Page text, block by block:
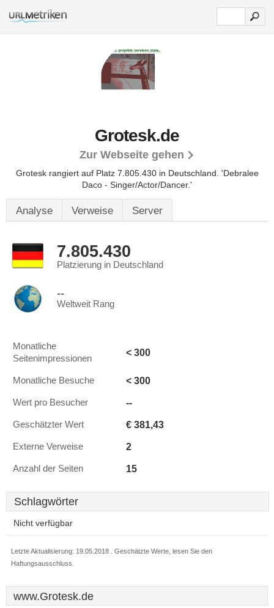
Grotesk.de
Zur Webseite gehen
Grotesk rangiert auf Platz 7.805.430 in Deutschland. 'Debralee
Daco - Singer/Actor/Dancer.'
Analyse Verweise Server
7.805.430
Platzierung in Deutschland
--
Weltweit Rang
Monatliche
Seitenimpressionen
< 300
Monatliche Besuche < 300
Wert pro Besucher --
Geschätzter Wert € 381,43
Externe Verweise 2
Anzahl der Seiten 15
Schlagwörter
Nicht verfügbar
Letzte Aktualisierung: 19.05.2018 . Geschätzte Werte, lesen Sie den
Haftungsausschluss.
www.Grotesk.de